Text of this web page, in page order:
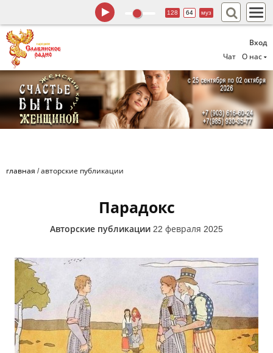
Вход
Чат
О нас
128 64 муз
главная /авторские публикации
Парадокс
Авторские публикации 22 февраля 2025